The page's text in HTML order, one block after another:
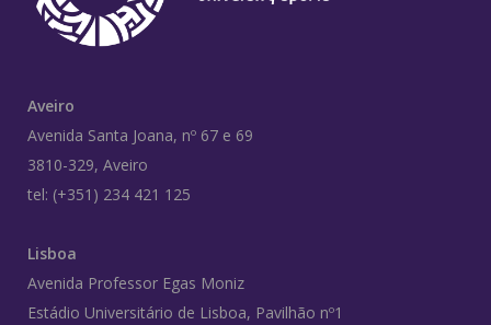
Aveiro
Avenida Santa Joana, nº 67 e 69
3810-329, Aveiro
tel: (+351) 234 421 125
Lisboa
Avenida Professor Egas Moniz
Estádio Universitário de Lisboa, Pavilhão nº1